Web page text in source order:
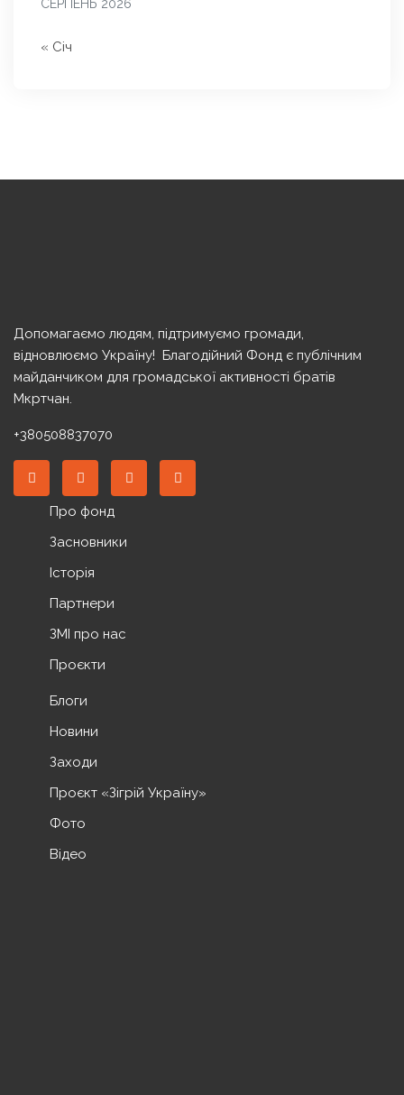
СЕРПЕНЬ 2026
« Січ
Допомагаємо людям, підтримуємо громади,
відновлюємо Україну! ️ Благодійний Фонд є публічним
майданчиком для громадської активності братів
Мкртчан.
+380508837070
Про фонд
Засновники
Історія
Партнери
ЗМІ про нас
Проєкти
Блоги
Новини
Заходи
Проєкт «Зігрій Україну»
Фото
Відео